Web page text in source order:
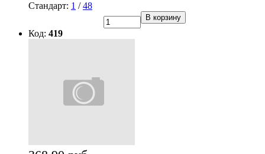
Стандарт: 1 /48
В корзину
Код: 419